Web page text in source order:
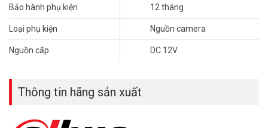
Bảo hành phụ kiện 12 tháng
Loại phụ kiện Nguồn camera
Nguồn cấp DC 12V
Thông tin hãng sản xuất